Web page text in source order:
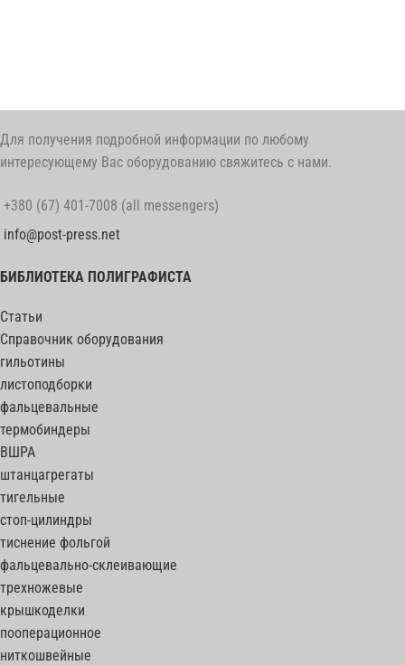
Для получения подробной информации по любому
интересующему Вас оборудованию свяжитесь с нами.
+380 (67) 401-7008 (all messengers)
info@post-press.net
БИБЛИОТЕКА ПОЛИГРАФИСТА
Статьи
Справочник оборудования
гильотины
листоподборки
фальцевальные
термобиндеры
ВШРА
штанцагрегаты
тигельные
стоп-цилиндры
тиснение фольгой
фальцевально-склеивающие
трехножевые
крышкоделки
пооперационное
ниткошвейные